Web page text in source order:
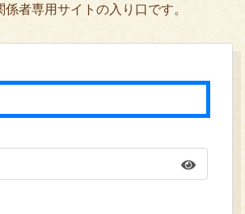
係者専用サイトの入り口です。